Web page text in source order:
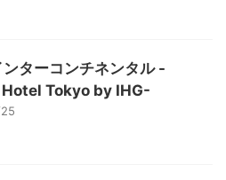
ンターコンチネンタル -
Tokyo by IHG-